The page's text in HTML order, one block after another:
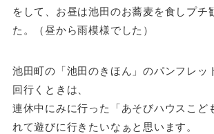
をして、お昼は池田のお蕎麦を食しプチ
た。（昼から雨模様でした）
池田町の「池田のきほん」のパンフレッ
回行くときは、
連休中にみに行った「あそびハウスこど
れて遊びに行きたいなぁと思います。